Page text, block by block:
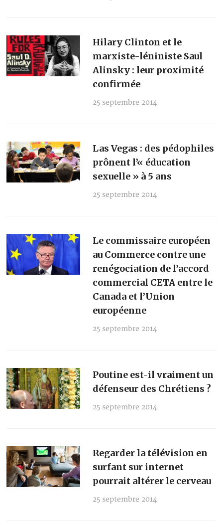
Hilary Clinton et le
marxiste-léniniste Saul
Alinsky : leur proximité
confirmée
25 septembre 2014
Las Vegas : des pédophiles
prônent l’« éducation
sexuelle » à 5 ans
25 septembre 2014
Le commissaire européen
au Commerce contre une
renégociation de l’accord
commercial CETA entre le
Canada et l’Union
européenne
25 septembre 2014
Poutine est-il vraiment un
défenseur des Chrétiens ?
25 septembre 2014
Regarder la télévision en
surfant sur internet
pourrait altérer le cerveau
25 septembre 2014